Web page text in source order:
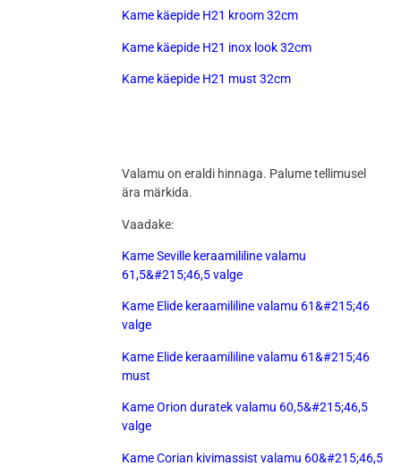
Kame käepide H21 kroom 32cm
Kame käepide H21 inox look 32cm
Kame käepide H21 must 32cm
Valamu on eraldi hinnaga. Palume tellimusel
ära märkida.
Vaadake:
Kame Seville keraamililine valamu
61,5&#215;46,5 valge
Kame Elide keraamililine valamu 61&#215;46
valge
Kame Elide keraamililine valamu 61&#215;46
must
Kame Orion duratek valamu 60,5&#215;46,5
valge
Kame Corian kivimassist valamu 60&#215;46,5